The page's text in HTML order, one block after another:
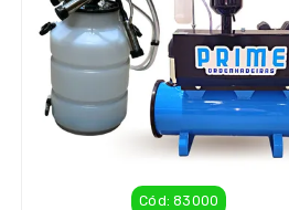
Cód: 83000